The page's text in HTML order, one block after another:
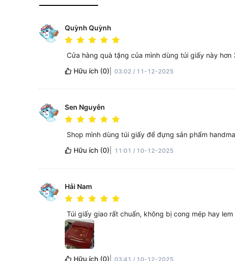
Quỳnh Quỳnh
Cửa hàng quà tặng của mình dùng túi giấy này
Hữu ích (0) 03:02 / 11-12-2025
Sen Nguyễn
Shop mình dùng túi giấy để đựng sản phẩm
Hữu ích (0) 11:01 / 10-12-2025
Hải Nam
Túi giấy giao rất chuẩn, không bị cong mép hay
Hữu ích (0) 03:41 / 10-12-2025